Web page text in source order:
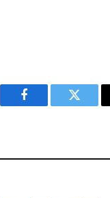
Facebook Twitter